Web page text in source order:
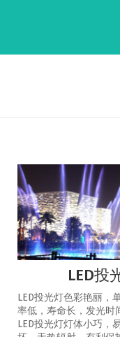
LED投
LED投光灯色彩艳丽，
率低，寿命长，发光时
LED投光灯灯体小巧，